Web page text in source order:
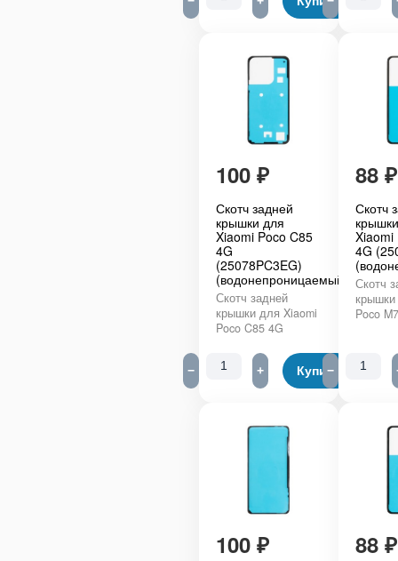
100 ₽
Скотч задней
крышки для
Xiaomi Poco C85
4G
(25078PC3EG)
(водонепроницаемый)
Скотч задней
крышки для Xiaomi
Poco C85 4G
− + Купить
88 ₽
Скотч
Xiaomi
4G
Скотч
Poco
−
100 ₽ 88 ₽